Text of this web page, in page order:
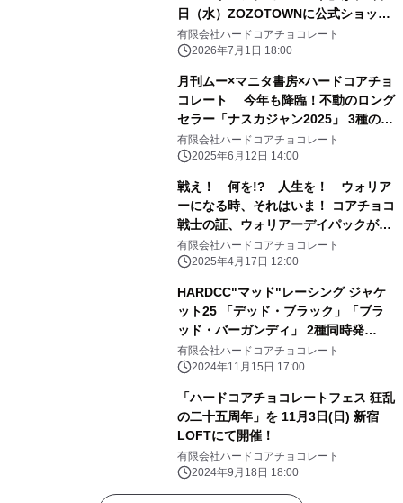
日（水）ZOZOTOWNに公式ショップ
をオープン！異端児が放つ、新時代の
ファッションステートメント。
有限会社ハードコアチョコレート
2026年7月1日 18:00
月刊ムー×マニタ書房×ハードコアチョ
コレート 今年も降臨！不動のロング
セラー「ナスカジャン2025」 3種の受
注予約受付中！
有限会社ハードコアチョコレート
2025年6月12日 14:00
戦え！ 何を!? 人生を！ ウォリア
ーになる時、それはいま！ コアチョコ
戦士の証、ウォリアーデイパックが6
年ぶりに大登場！ HARDCCウォリア
ーデイパック25が特別価格にて受注予
有限会社ハードコアチョコレート
2025年4月17日 12:00
HARDCC"マッド"レーシング ジャケ
ット25 「デッド・ブラック」「ブラ
ッド・バーガンディ」 2種同時発
売！ 特別価格にて受注予約受付中！
有限会社ハードコアチョコレート
2024年11月15日 17:00
「ハードコアチョコレートフェス 狂乱
の二十五周年」を 11月3日(日) 新宿
LOFTにて開催！
有限会社ハードコアチョコレート
2024年9月18日 18:00